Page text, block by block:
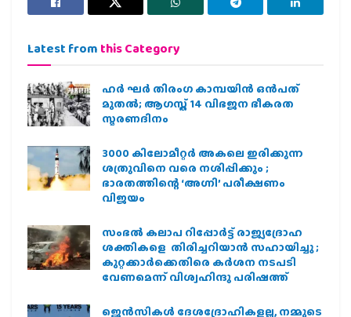
Latest from this Category
ഹര്‍ ഘര്‍ തിരംഗ കാമ്പയിന്‍ ഒന്‍പത്
മുതല്‍; ആഗസ്ത് 14 വിഭജന ഭീകരത
സ്മരണദിനം
3000 കിലോമീറ്റർ അകലെ ഇരിക്കുന്ന
ശത്രുവിനെ വരെ നശിപ്പിക്കും ;
ഭാരതത്തിന്റെ ‘അഗ്നി’ പരീക്ഷണം
വിജയം
സംഭൽ കലാപ റിപ്പോർട്ട് രാജ്യദ്രോഹ
ശക്തികളെ തിരിച്ചറിയാൻ സഹായിച്ചു ;
കുറ്റക്കാർക്കെതിരെ കർശന നടപടി
വേണമെന്ന് വിശ്വഹിന്ദു പരിഷത്ത്
ജെന്‍സികള്‍ ദേശദ്രോഹികളല്ല, നമ്മുടെ